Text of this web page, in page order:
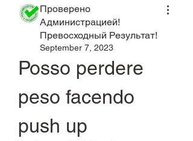
Проверено
Администрацией!
Превосходный Результат!
September 7, 2023
Posso perdere
peso facendo
push up